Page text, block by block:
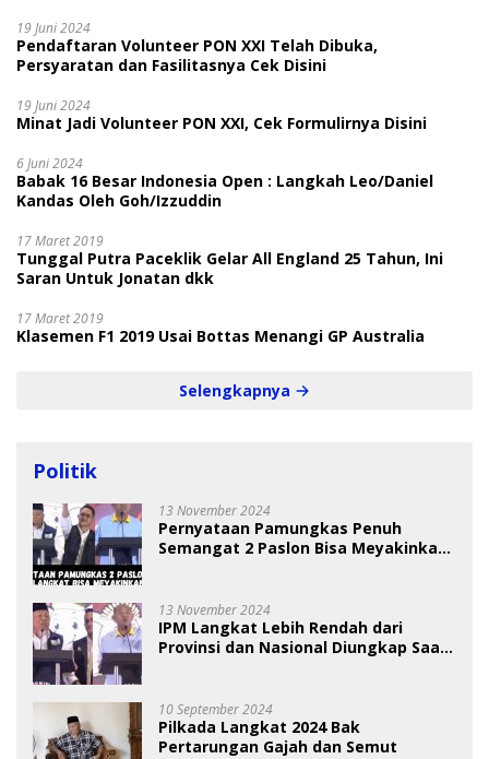
19 Juni 2024
Pendaftaran Volunteer PON XXI Telah Dibuka,
Persyaratan dan Fasilitasnya Cek Disini
19 Juni 2024
Minat Jadi Volunteer PON XXI, Cek Formulirnya Disini
6 Juni 2024
Babak 16 Besar Indonesia Open : Langkah Leo/Daniel
Kandas Oleh Goh/Izzuddin
17 Maret 2019
Tunggal Putra Paceklik Gelar All England 25 Tahun, Ini
Saran Untuk Jonatan dkk
17 Maret 2019
Klasemen F1 2019 Usai Bottas Menangi GP Australia
Selengkapnya
Politik
13 November 2024
Pernyataan Pamungkas Penuh
Semangat 2 Paslon Bisa Meyakinkan
13 November 2024
IPM Langkat Lebih Rendah dari
Provinsi dan Nasional Diungkap Saat
10 September 2024
Pilkada Langkat 2024 Bak
Pertarungan Gajah dan Semut